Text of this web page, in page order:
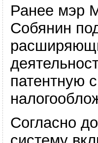
Ранее мэр
Собянин
патентную
Согласно